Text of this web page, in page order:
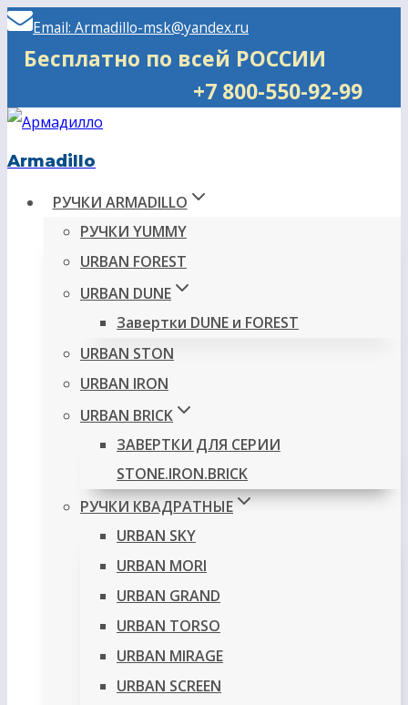
Перейти
Email: Armadillo-msk@yandex.ru
Бесплатно по всей РОССИИ
+7 800-550-92-99
Armadillo
РУЧКИ ARMADILLO
РУЧКИ YUMMY
URBAN FOREST
URBAN DUNE
Завертки DUNE и FOREST
URBAN STON
URBAN IRON
URBAN BRICK
ЗАВЕРТКИ ДЛЯ СЕРИИ
STONE.IRON.BRICK
РУЧКИ КВАДРАТНЫЕ
URBAN SKY
URBAN MORI
URBAN GRAND
URBAN TORSO
URBAN MIRAGE
URBAN SCREEN